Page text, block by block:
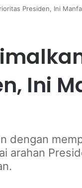
Presiden, Ini
Ini
dengan
arahan